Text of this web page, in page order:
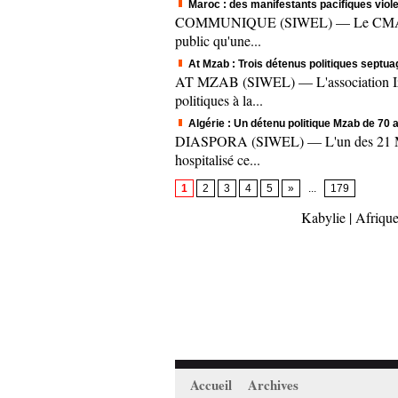
Maroc : des manifestants pacifiques
COMMUNIQUE (SIWEL) — Le CMA,
public qu'une...
At Mzab : Trois détenus politiques
AT MZAB (SIWEL) — L'association
politiques à la...
Algérie : Un détenu politique Mzab de 70
DIASPORA (SIWEL) — L'un des 21
hospitalisé ce...
1 2 3 4 5 » 179
Kabylie |
Accueil Archives